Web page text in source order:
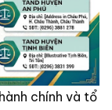
chính và tổ